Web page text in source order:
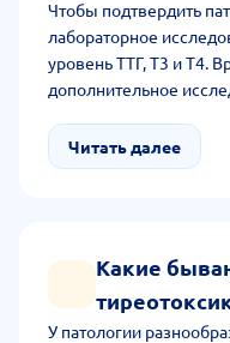
Чтобы подтвердить
лабораторное
уровень ТТГ, Т3 и Т4.
дополнительное
Читать далее
Какие
У патологии